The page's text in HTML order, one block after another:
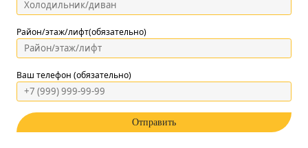
Район/этаж/лифт(обязательно)
Ваш телефон (обязательно)